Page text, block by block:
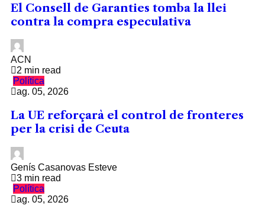
El Consell de Garanties tomba la llei
contra la compra especulativa
ACN
2 min read
Política
ag. 05, 2026
La UE reforçarà el control de fronteres
per la crisi de Ceuta
Genís Casanovas Esteve
3 min read
Política
ag. 05, 2026